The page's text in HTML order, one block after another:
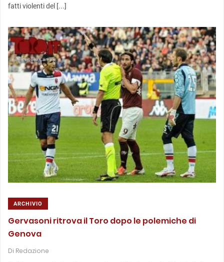
fatti violenti del [...]
ARCHIVIO
Gervasoni ritrova il Toro dopo le polemiche di
Genova
Di Redazione